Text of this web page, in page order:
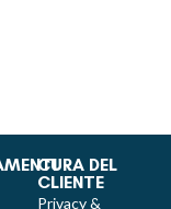
CURA DEL
CLIENTE
Privacy &